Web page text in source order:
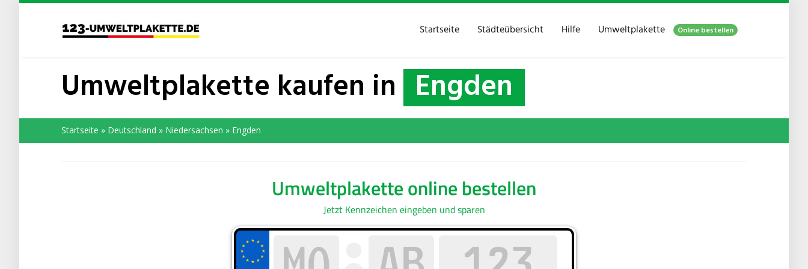
Startseite Städteübersicht Hilfe Umweltplakette Online bestellen
Umweltplakette kaufen in Engden
Startseite » Deutschland » Niedersachsen » Engden